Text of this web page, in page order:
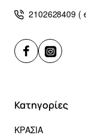
2102628409 (
Κατηγορίες
ΚΡΑΣΙΑ